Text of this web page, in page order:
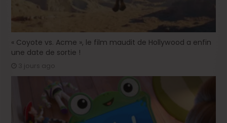
« Coyote vs. Acme », le film maudit de Hollywood a enfin
une date de sortie !
3 jours ago